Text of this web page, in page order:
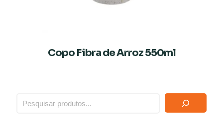
Copo Fibra de Arroz 550ml